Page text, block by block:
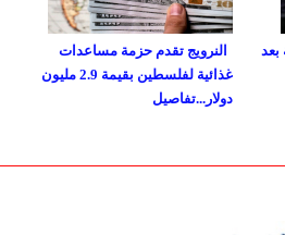
النرويج تقدم حزمة مساعدات
غذائية لفلسطين بقيمة 2.9 مليون
دولار...تفاصيل